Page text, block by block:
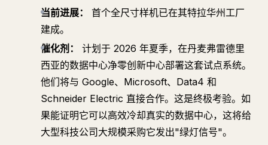
当前进展：
首个全尺寸样机已在其特拉华州工厂
建成。
催化剂：
计划于 2026 年夏季，在丹麦弗雷德里
西亚的数据中心净零创新中心部署这套试点系统。
他们将与 Google、Microsoft、Data4 和
Schneider Electric 直接合作。这是终极考验。如
果能证明它可以高效冷却真实的数据中心，这将给
大型科技公司大规模采购它发出"绿灯信号"。